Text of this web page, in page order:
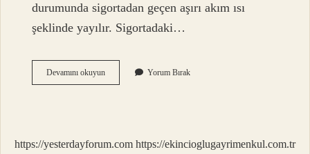
durumunda sigortadan geçen aşırı akım ısı
şeklinde yayılır. Sigortadaki…
Devamını okuyunSigorta
Sistemi
Yorum Bırak
https://yesterdayforum.com https://ekincioglugayrimenkul.com.tr